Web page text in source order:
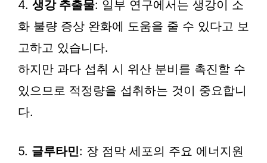
4. 생강 추출물: 일부 연구에서는 생강이 소
화 불량 증상 완화에 도움을 줄 수 있다고 보
고하고 있습니다.
하지만 과다 섭취 시 위산 분비를 촉진할 수
있으므로 적정량을 섭취하는 것이 중요합니
다.
5. 글루타민: 장 점막 세포의 주요 에너지원